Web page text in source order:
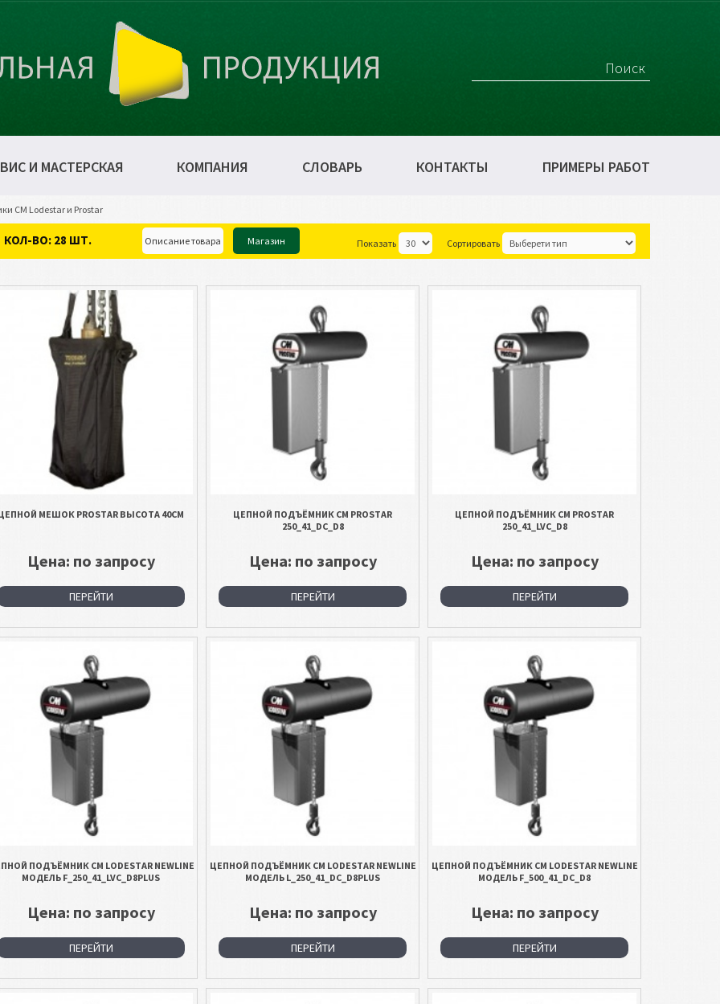
И МАСТЕРСКАЯ КОМПАНИЯ СЛОВАРЬ КОНТАКТЫ ПРИМЕРЫ РАБОТ
CM Lodestar и Prostar
КОЛ-ВО: 28 ШТ. Описание товара Магазин Показать Сортировать
МЕШОК PROSTAR ВЫСОТА 40СМ
Цена: по запросу
ПЕРЕЙТИ
ЦЕПНОЙ ПОДЪЁМНИК CM PROSTAR
250_41_DC_D8
Цена: по запросу
ПЕРЕЙТИ
ЦЕПНОЙ ПОДЪЁМНИК CM PROSTAR
250_41_LVC_D8
Цена: по запросу
ПЕРЕЙТИ
ПОДЪЁМНИК CM LODESTAR NEWLINE
МОДЕЛЬ F_250_41_LVC_D8PLUS
Цена: по запросу
ПЕРЕЙТИ
ЦЕПНОЙ ПОДЪЁМНИК CM LODESTAR NEWLINE
МОДЕЛЬ L_250_41_DC_D8PLUS
Цена: по запросу
ПЕРЕЙТИ
ЦЕПНОЙ ПОДЪЁМНИК CM LODESTAR NEWLINE
МОДЕЛЬ F_500_41_DC_D8
Цена: по запросу
ПЕРЕЙТИ